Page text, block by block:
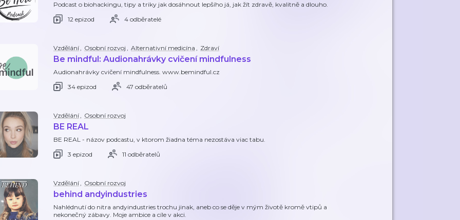
Podcast o biohackingu, tipy a triky jak dosáhnout lepšího já, jak žít zdravě, kvalitně a dlouho.
12 epizod
4 odběratelé
Vzdělání, Osobní rozvoj , Alternativní medicína , Zdraví
Be mindful: Audionahrávky cvičení mindfulness
Audionahrávky cvičení mindfulness. www.bemindful.cz
34 epizod
47 odběratelů
Vzdělání, Osobní rozvoj
BE REAL
BE REAL - názov podcastu, v ktorom žiadna téma nezostáva viac tabu.
3 epizod
11 odběratelů
Vzdělání, Osobní rozvoj
behind andyindustries
Nahlédnutí do nitra andyindustries trochu jinak, aneb co se děje v mým životě kromě vtipů a
nekonečný zábavy. Moje ambice a cíle v akci.